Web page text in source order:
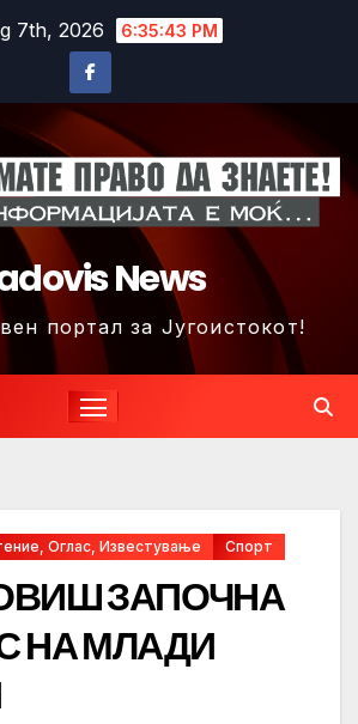
7th, 2026 6:35:46 PM
News
портал за Југоистокот!
Оглас, Известување Спорт
ЗАПОЧНА
НА МЛАДИ